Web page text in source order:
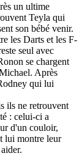
un ultime
Teyla qui
son bébé venir.
les Darts et les F-
seul avec
se chargent
Après
qui lui
ils ne retrouvent
: celui-ci a
d'un couloir,
lui montre leur